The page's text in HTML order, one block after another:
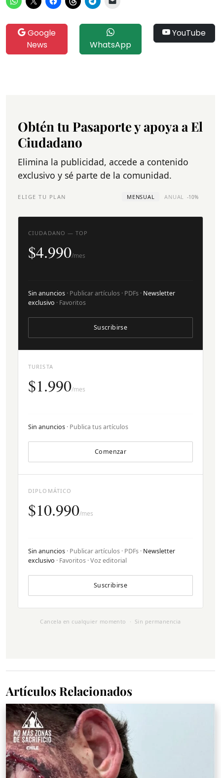
Google
News
WhatsApp
YouTube
Obtén tu Pasaporte y apoya a El
Ciudadano
Elimina la publicidad, accede a contenido
exclusivo y sé parte de la comunidad.
ELIGE TU PLAN MENSUAL ANUAL -10%
TURISTA
$1.990/mes
Sin anuncios · Publica tus artículos
Comenzar
CIUDADANO — TOP
$4.990/mes
Sin anuncios · Publicar artículos · PDFs · Newsletter
exclusivo · Favoritos
Suscribirse
DIPLOMÁTICO
$10.990/mes
Sin anuncios · Publicar artículos · PDFs · Newsletter
exclusivo · Favoritos · Voz editorial
Suscribirse
Cancela en cualquier momento · Sin permanencia
Artículos Relacionados